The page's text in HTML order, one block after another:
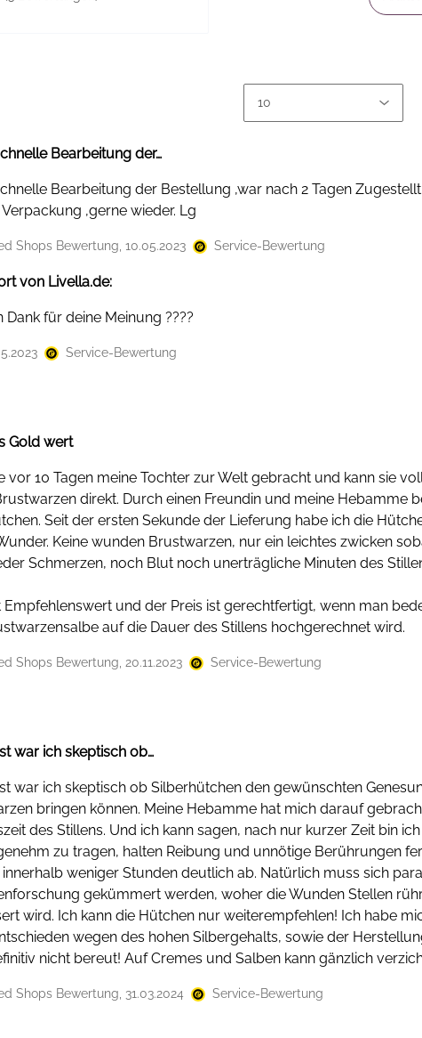
Bearbeitung der…
Bearbeitung der Bestellung ,war nach 2 Tagen
,gerne wieder. Lg
Shops Bewertung, 10.05.2023 Service-Bewertung
von Livella.de:
Dank für deine Meinung ????
Service-Bewertung
Gold wert
vor 10 Tagen meine Tochter zur Welt gebracht und kann sie
direkt. Durch einen Freundin und meine Hebamme
Seit der ersten Sekunde der Lieferung habe ich die
Keine wunden Brustwarzen, nur ein leichtes zwicken
Schmerzen, noch Blut noch unerträgliche Minuten des
und der Preis ist gerechtfertigt, wenn man
auf die Dauer des Stillens hochgerechnet wird.
Shops Bewertung, 20.11.2023 Service-Bewertung
war ich skeptisch ob…
war ich skeptisch ob Silberhütchen den gewünschten
bringen können. Meine Hebamme hat mich darauf
des Stillens. Und ich kann sagen, nach nur kurzer Zeit bin
zu tragen, halten Reibung und unnötige Berührungen
innerhalb weniger Stunden deutlich ab. Natürlich muss sich
gekümmert werden, woher die Wunden Stellen
wird. Ich kann die Hütchen nur weiterempfehlen! Ich habe
wegen des hohen Silbergehalts, sowie der
nicht bereut! Auf Cremes und Salben kann gänzlich
Shops Bewertung, 31.03.2024 Service-Bewertung